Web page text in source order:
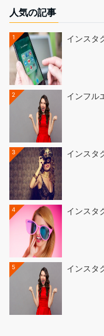
人気の記事
1 インスタ
2 インフル
3 インスタ
4 インスタ
5 インスタ